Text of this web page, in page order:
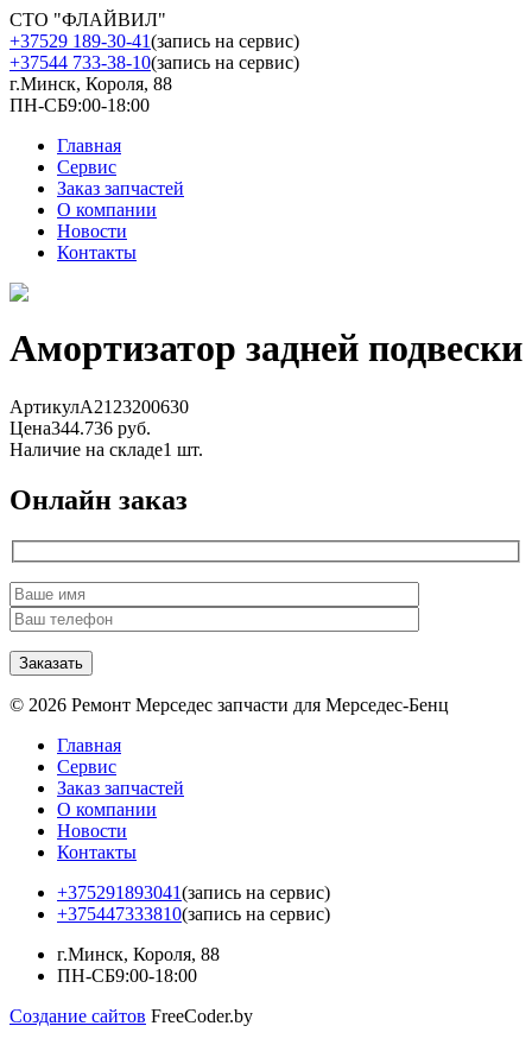
СТО "ФЛАЙВИЛ"
+37529 189-30-41(запись на сервис)
+37544 733-38-10(запись на сервис)
г.Минск, Короля, 88
ПН-СБ9:00-18:00
Главная
Сервис
Заказ запчастей
О компании
Новости
Контакты
Амортизатор задней подвески
АртикулA2123200630
Цена344.736 руб.
Наличие на складе1 шт.
Онлайн заказ
© 2026 Ремонт Мерседес запчасти для Мерседес-Бенц
Главная
Сервис
Заказ запчастей
О компании
Новости
Контакты
+375291893041(запись на сервис)
+375447333810(запись на сервис)
г.Минск, Короля, 88
ПН-СБ9:00-18:00
Создание сайтов FreeCoder.by